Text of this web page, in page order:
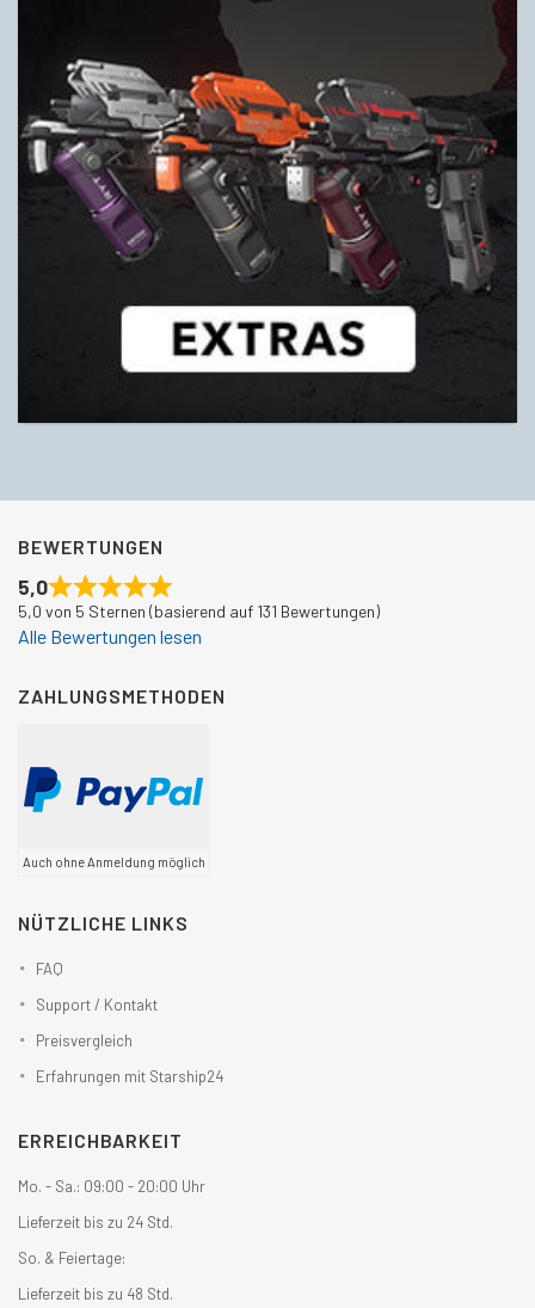
BEWERTUNGEN
5,0
5,0 von 5 Sternen (basierend auf 131 Bewertungen)
Alle Bewertungen lesen
ZAHLUNGSMETHODEN
Auch ohne Anmeldung möglich
NÜTZLICHE LINKS
FAQ
Support / Kontakt
Preisvergleich
Erfahrungen mit Starship24
ERREICHBARKEIT
Mo. - Sa.: 09:00 - 20:00 Uhr
Lieferzeit bis zu 24 Std.
So. & Feiertage:
Lieferzeit bis zu 48 Std.